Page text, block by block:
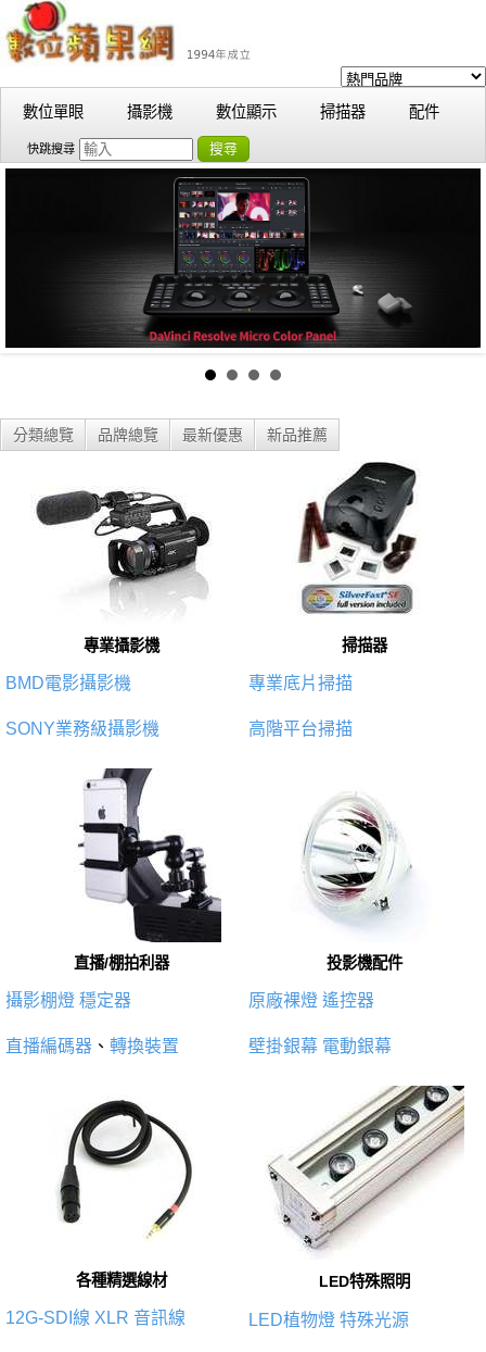
數位單眼 攝影機 數位顯示 掃描器 配件
快跳搜尋 搜尋
分類總覽 品牌總覽 最新優惠 新品推薦
專業攝影機
BMD電影攝影機
SONY業務級攝影機
掃描器
專業底片掃描
高階平台掃描
直播/棚拍利器
攝影棚燈 穩定器
直播編碼器 、 轉換裝置
投影機配件
原廠裸燈 遙控器
壁掛銀幕 電動銀幕
各種精選線材
12G-SDI線 XLR 音訊線
LED特殊照明
LED植物燈 特殊光源